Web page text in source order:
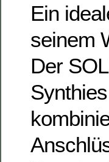
Ein
seinem
Der